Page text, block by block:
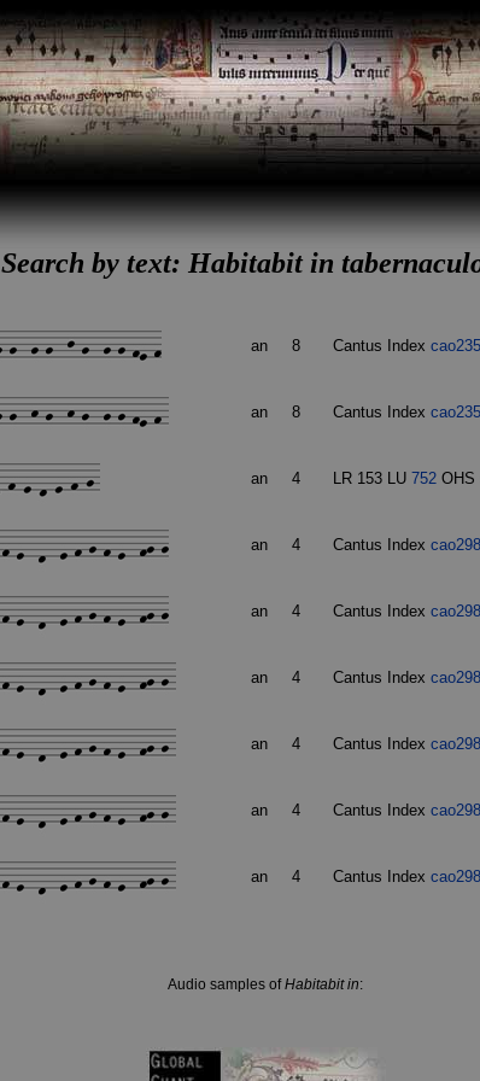
Search by text: Habitabit in
an 8 Cantus Index
an 8 Cantus Index
an 4 LR 153 LU 752 OHS
an 4 Cantus Index
an 4 Cantus Index
an 4 Cantus Index
an 4 Cantus Index
an 4 Cantus Index
an 4 Cantus Index
Audio samples ofHabitabit in: